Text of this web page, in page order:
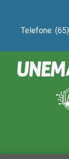
Telefone: